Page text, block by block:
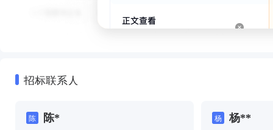
招标联系人
陈 陈* 杨 杨**